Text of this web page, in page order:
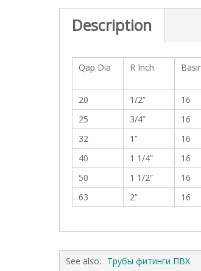
Description
Qap Dia R Inch
20 1/2” 16
25
3/4” 16
32
1” 16
40
1 1/4” 16
50
1 1/2” 16
63
2” 16
See also: Трубы фитинги ПВХ